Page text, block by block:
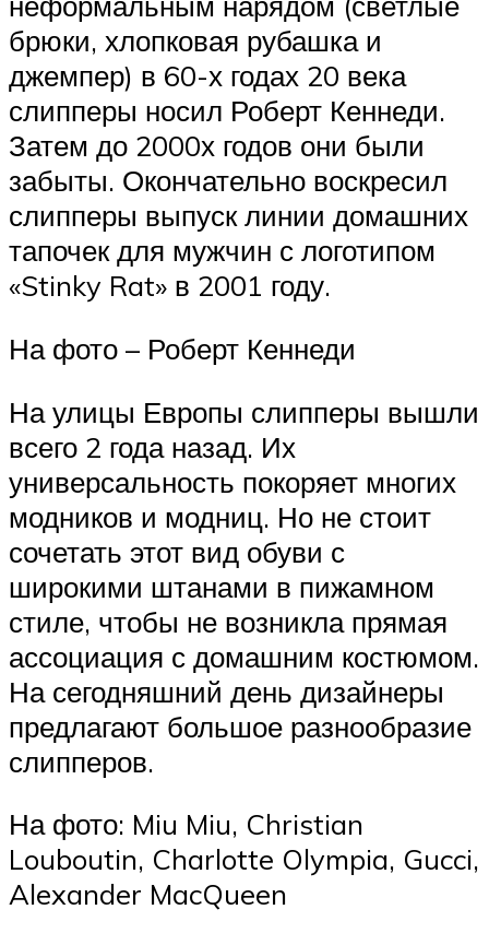
брюки, хлопковая рубашка и
джемпер) в 60-х годах 20 века
слипперы носил Роберт Кеннеди.
Затем до 2000х годов они были
забыты. Окончательно воскресил
слипперы выпуск линии домашних
тапочек для мужчин с логотипом
«Stinky Rat» в 2001 году.
На фото – Роберт Кеннеди
На улицы Европы слипперы вышли
всего 2 года назад. Их
универсальность покоряет многих
модников и модниц. Но не стоит
сочетать этот вид обуви с
широкими штанами в пижамном
стиле, чтобы не возникла прямая
ассоциация с домашним костюмом.
На сегодняшний день дизайнеры
предлагают большое разнообразие
слипперов.
На фото: Miu Miu, Christian
Louboutin, Charlotte Olympia, Gucci,
Alexander MacQueen